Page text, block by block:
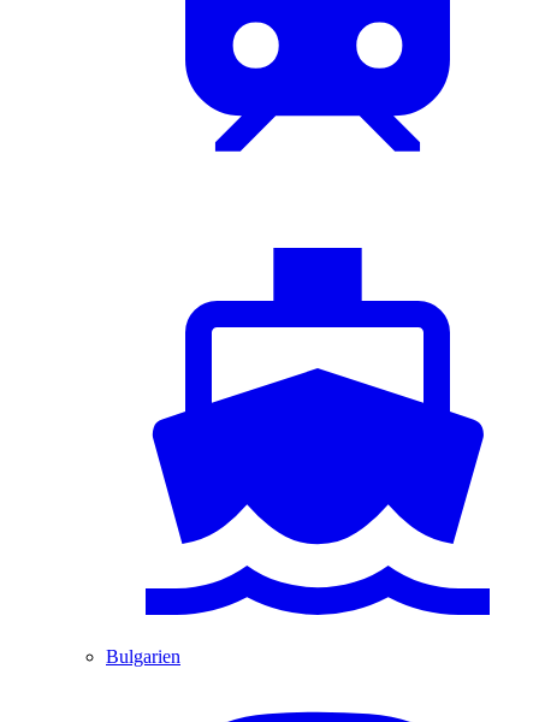
Bulgarien